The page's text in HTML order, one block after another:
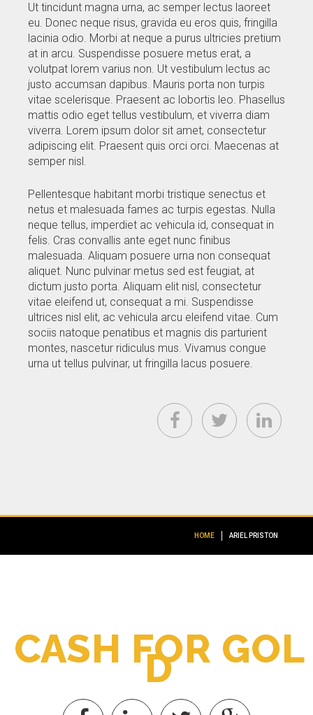
Ut tincidunt magna urna, ac semper lectus laoreet
eu. Donec neque risus, gravida eu eros quis, fringilla
lacinia odio. Morbi at neque a purus ultricies pretium
at in arcu. Suspendisse posuere metus erat, a
volutpat lorem varius non. Ut vestibulum lectus ac
justo accumsan dapibus. Mauris porta non turpis
vitae scelerisque. Praesent ac lobortis leo. Phasellus
mattis odio eget tellus vestibulum, et viverra diam
viverra. Lorem ipsum dolor sit amet, consectetur
adipiscing elit. Praesent quis orci orci. Maecenas at
semper nisl.
Pellentesque habitant morbi tristique senectus et
netus et malesuada fames ac turpis egestas. Nulla
neque tellus, imperdiet ac vehicula id, consequat in
felis. Cras convallis ante eget nunc finibus
malesuada. Aliquam posuere urna non consequat
aliquet. Nunc pulvinar metus sed est feugiat, at
dictum justo porta. Aliquam elit nisl, consectetur
vitae eleifend ut, consequat a mi. Suspendisse
ultrices nisl elit, ac vehicula arcu eleifend vitae. Cum
sociis natoque penatibus et magnis dis parturient
montes, nascetur ridiculus mus. Vivamus congue
urna ut tellus pulvinar, ut fringilla lacus posuere.
HOME ARIEL PRISTON
CASH FOR GOL
D